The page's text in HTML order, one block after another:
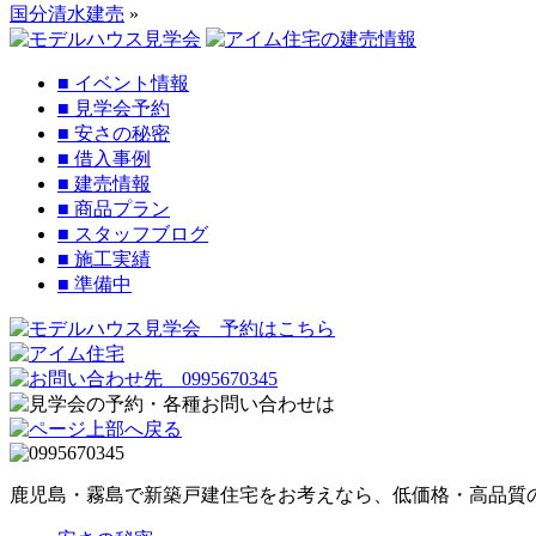
国分清水建売 »
■ イベント情報
■ 見学会予約
■ 安さの秘密
■ 借入事例
■ 建売情報
■ 商品プラン
■ スタッフブログ
■ 施工実績
■ 準備中
鹿児島・霧島で新築戸建住宅をお考えなら、低価格・高品質